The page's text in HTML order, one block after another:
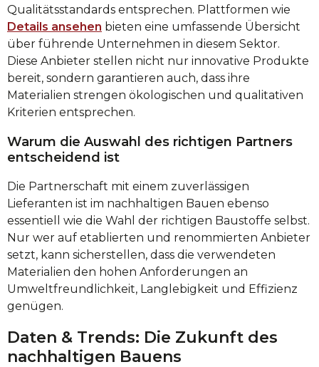
Qualitätsstandards entsprechen. Plattformen wie
Details ansehen bieten eine umfassende Übersicht
über führende Unternehmen in diesem Sektor.
Diese Anbieter stellen nicht nur innovative Produkte
bereit, sondern garantieren auch, dass ihre
Materialien strengen ökologischen und qualitativen
Kriterien entsprechen.
Warum die Auswahl des richtigen Partners
entscheidend ist
Die Partnerschaft mit einem zuverlässigen
Lieferanten ist im nachhaltigen Bauen ebenso
essentiell wie die Wahl der richtigen Baustoffe selbst.
Nur wer auf etablierten und renommierten Anbieter
setzt, kann sicherstellen, dass die verwendeten
Materialien den hohen Anforderungen an
Umweltfreundlichkeit, Langlebigkeit und Effizienz
genügen.
Daten & Trends: Die Zukunft des
nachhaltigen Bauens